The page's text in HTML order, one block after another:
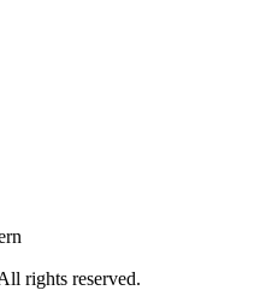
rights reserved.